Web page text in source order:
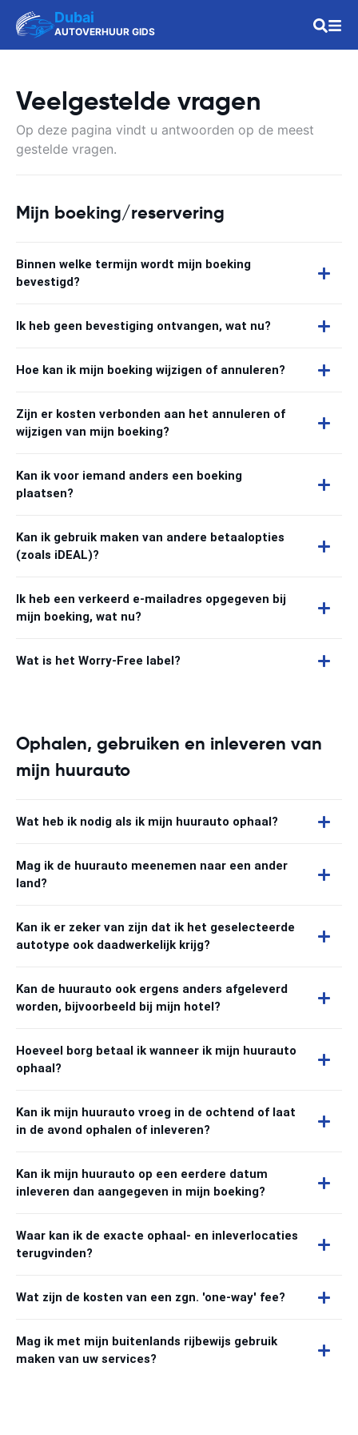
Dubai
AUTOVERHUUR GIDS
Veelgestelde vragen
Op deze pagina vindt u antwoorden op de meest
gestelde vragen.
Mijn boeking/reservering
Binnen welke termijn wordt mijn boeking
bevestigd?
Ik heb geen bevestiging ontvangen, wat nu?
Hoe kan ik mijn boeking wijzigen of annuleren?
Zijn er kosten verbonden aan het annuleren of
wijzigen van mijn boeking?
Kan ik voor iemand anders een boeking
plaatsen?
Kan ik gebruik maken van andere betaalopties
(zoals iDEAL)?
Ik heb een verkeerd e-mailadres opgegeven bij
mijn boeking, wat nu?
Wat is het Worry-Free label?
Ophalen, gebruiken en inleveren van
mijn huurauto
Wat heb ik nodig als ik mijn huurauto ophaal?
Mag ik de huurauto meenemen naar een ander
land?
Kan ik er zeker van zijn dat ik het geselecteerde
autotype ook daadwerkelijk krijg?
Kan de huurauto ook ergens anders afgeleverd
worden, bijvoorbeeld bij mijn hotel?
Hoeveel borg betaal ik wanneer ik mijn huurauto
ophaal?
Kan ik mijn huurauto vroeg in de ochtend of laat
in de avond ophalen of inleveren?
Kan ik mijn huurauto op een eerdere datum
inleveren dan aangegeven in mijn boeking?
Waar kan ik de exacte ophaal- en inleverlocaties
terugvinden?
Wat zijn de kosten van een zgn. 'one-way' fee?
Mag ik met mijn buitenlands rijbewijs gebruik
maken van uw services?